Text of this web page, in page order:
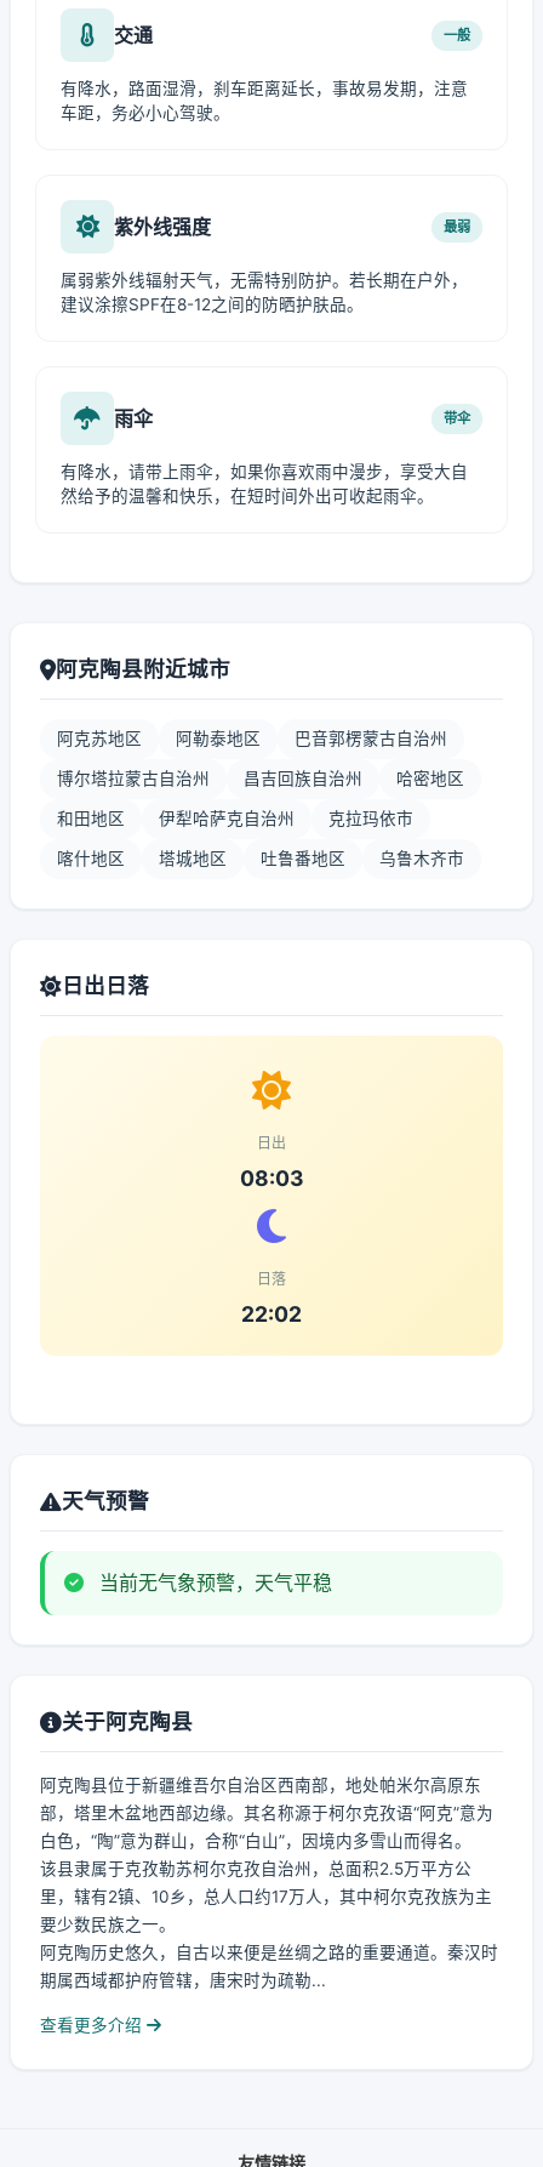
交通 一般
有降水，路面湿滑，刹车距离延长，事故易发期，注意
车距，务必小心驾驶。
紫外线强度 最弱
属弱紫外线辐射天气，无需特别防护。若长期在户外，
建议涂擦SPF在8-12之间的防晒护肤品。
雨伞 带伞
有降水，请带上雨伞，如果你喜欢雨中漫步，享受大自
然给予的温馨和快乐，在短时间外出可收起雨伞。
阿克陶县附近城市
阿克苏地区 阿勒泰地区 巴音郭楞蒙古自治州
博尔塔拉蒙古自治州 昌吉回族自治州 哈密地区
和田地区 伊犁哈萨克自治州 克拉玛依市
喀什地区 塔城地区 吐鲁番地区 乌鲁木齐市
日出日落
日出
08:03
日落
22:02
天气预警
当前无气象预警，天气平稳
关于阿克陶县
阿克陶县位于新疆维吾尔自治区西南部，地处帕米尔高原东
部，塔里木盆地西部边缘。其名称源于柯尔克孜语“阿克”意为
白色，“陶”意为群山，合称“白山”，因境内多雪山而得名。
该县隶属于克孜勒苏柯尔克孜自治州，总面积2.5万平方公
里，辖有2镇、10乡，总人口约17万人，其中柯尔克孜族为主
要少数民族之一。
阿克陶历史悠久，自古以来便是丝绸之路的重要通道。秦汉时
期属西域都护府管辖，唐宋时为疏勒...
查看更多介绍
友情链接